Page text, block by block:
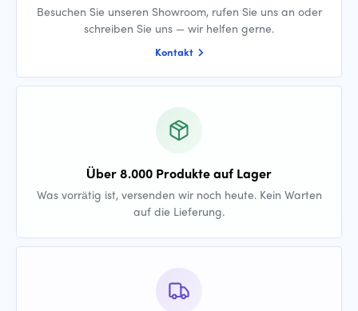
Besuchen Sie unseren Showroom, rufen Sie uns an oder
schreiben Sie uns — wir helfen gerne.
Kontakt
Über 8.000 Produkte auf Lager
Was vorrätig ist, versenden wir noch heute. Kein Warten
auf die Lieferung.